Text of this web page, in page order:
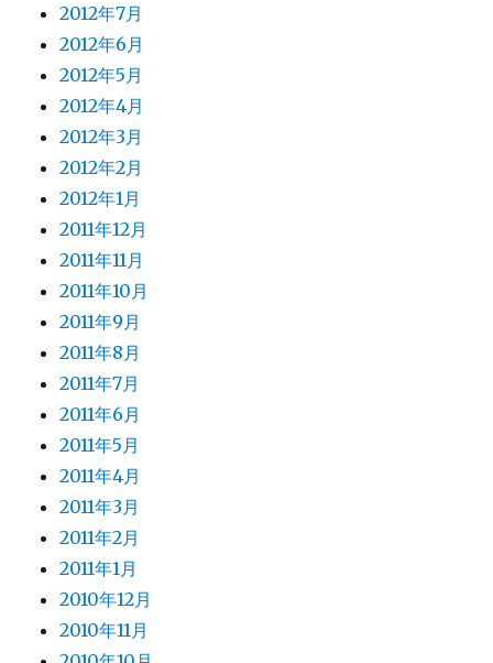
2012年7月
2012年6月
2012年5月
2012年4月
2012年3月
2012年2月
2012年1月
2011年12月
2011年11月
2011年10月
2011年9月
2011年8月
2011年7月
2011年6月
2011年5月
2011年4月
2011年3月
2011年2月
2011年1月
2010年12月
2010年11月